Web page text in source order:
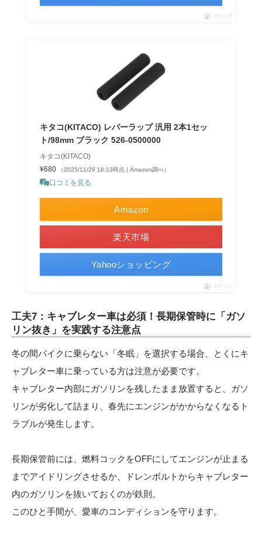
ポチップ
キタコ(KITACO) レバーラップ 汎用 2本1セッ
ト/98mm ブラック 526-0500000
キタコ(KITACO)
¥680
（2025/11/29 18:13時点 | Amazon調べ）
口コミを見る
Amazon
楽天市場
Yahooショッピング
ポチップ
工夫7：キャブレター車は必須！長期保管時に「ガソ
リン抜き」を実践する注意点
冬の間バイクに乗らない「冬眠」を選択する場合、とくにキ
ャブレター車に乗っている方は注意が必要です。
キャブレター内部にガソリンを残したまま放置すると、ガソ
リンが劣化して詰まり、春先にエンジンがかからなくなるト
ラブルが発生します。
長期保管前には、燃料コックをOFFにしてエンジンが止まる
までアイドリングさせるか、ドレンボルトからキャブレター
内のガソリンを抜いておくのが鉄則。
このひと手間が、愛車のコンディションを守ります。